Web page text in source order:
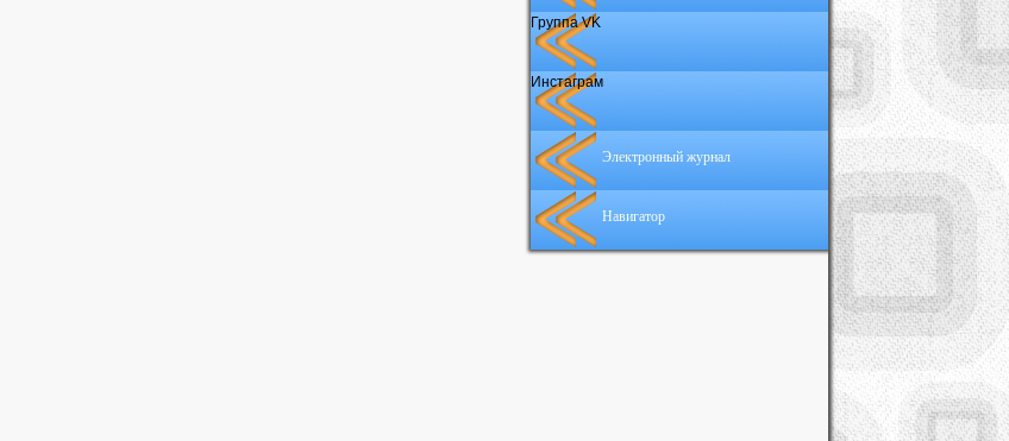
Группа VK
Инстаграм
Электронный журнал
Навигатор